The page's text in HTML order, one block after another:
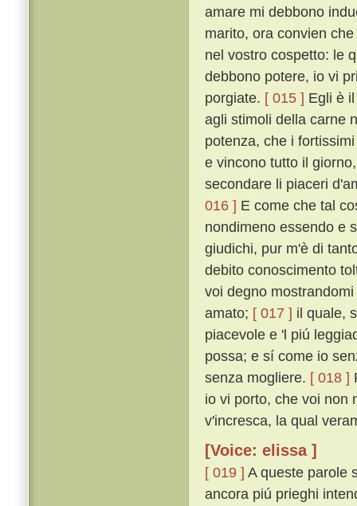
amare mi debbono
marito, ora convien
nel vostro cospetto: le
debbono potere, io vi
porgiate. [ 015 ] Egli è
agli stimoli della carne
potenza, che i
e vincono tutto il
secondare li piaceri
016 ] E come che tal
nondimeno essendo e
giudichi, pur m'è di
debito conoscimento
voi degno
amato; [ 017 ] il quale,
piacevole e 'l piú
possa; e sí come io
senza mogliere. [ 018 ]
io vi porto, che voi non
v'incresca, la qual
[Voice: elissa ]
[ 019 ] A queste parole
ancora piú prieghi